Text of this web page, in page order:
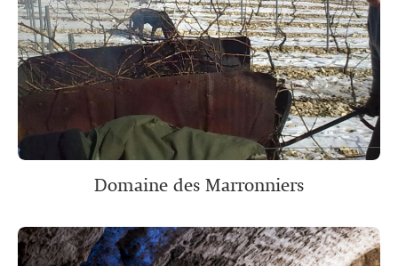
Domaine des Marronniers